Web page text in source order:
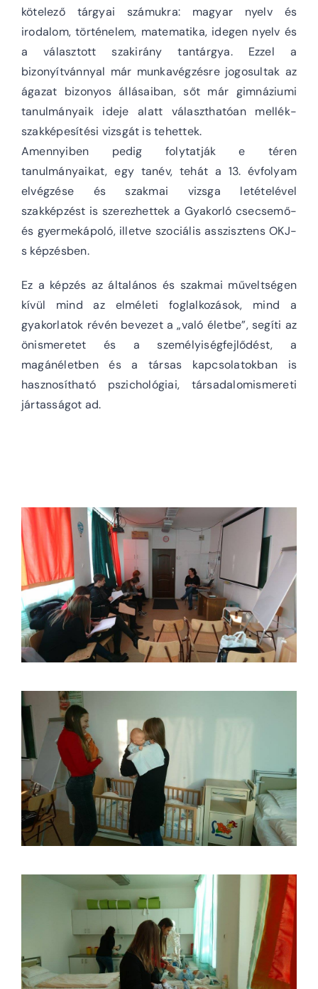
kötelező tárgyai számukra: magyar nyelv és
irodalom, történelem, matematika, idegen nyelv és
a választott szakirány tantárgya. Ezzel a
bizonyítvánnyal már munkavégzésre jogosultak az
ágazat bizonyos állásaiban, sőt már gimnáziumi
tanulmányaik ideje alatt választhatóan mellék-
szakképesítési vizsgát is tehettek.
Amennyiben pedig folytatják e téren
tanulmányaikat, egy tanév, tehát a 13. évfolyam
elvégzése és szakmai vizsga letételével
szakképzést is szerezhettek a Gyakorló csecsemő-
és gyermekápoló, illetve szociális asszisztens OKJ-
s képzésben.
Ez a képzés az általános és szakmai műveltségen
kívül mind az elméleti foglalkozások, mind a
gyakorlatok révén bevezet a „való életbe”, segíti az
önismeretet és a személyiségfejlődést, a
magánéletben és a társas kapcsolatokban is
hasznosítható pszichológiai, társadalomismereti
jártasságot ad.